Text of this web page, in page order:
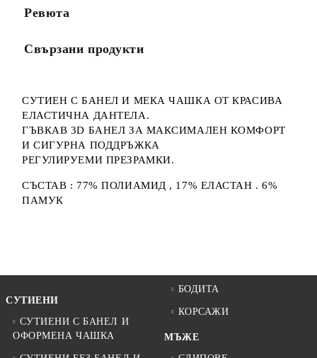
Ревюта
Свързани продукти
СУТИЕН С БАНЕЛ И МЕКА ЧАШКА ОТ КРАСИВА
ЕЛАСТИЧНА ДАНТЕЛА.
ГЪВКАВ 3D БАНЕЛ ЗА МАКСИМАЛЕН КОМФОРТ
И СИГУРНА ПОДДРЪЖКА
РЕГУЛИРУЕМИ ПРЕЗРАМКИ.
СЪСТАВ : 77% ПОЛИАМИД , 17% ЕЛАСТАН . 6%
ПАМУК
СУТИЕНИ
СУТИЕНИ С БАНЕЛ И
ОФОРМЕНА ЧАШКА
БОДИТА
КОРСАЖИ
МЪЖЕ